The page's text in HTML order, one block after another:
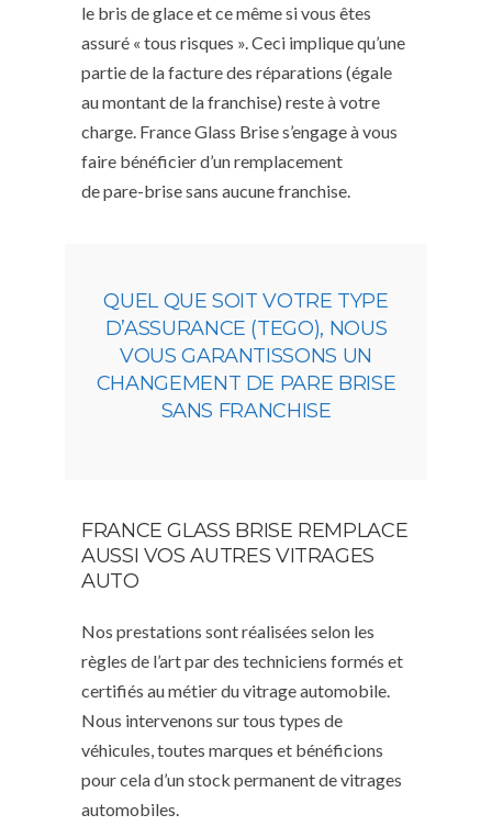
le bris de glace et ce même si vous êtes
assuré « tous risques ». Ceci implique qu’une
partie de la facture des réparations (égale
au montant de la franchise) reste à votre
charge. France Glass Brise s’engage à vous
faire bénéficier d’un remplacement
de pare-brise sans aucune franchise.
QUEL QUE SOIT VOTRE TYPE
D’ASSURANCE (TEGO), NOUS
VOUS GARANTISSONS UN
CHANGEMENT DE PARE BRISE
SANS FRANCHISE
FRANCE GLASS BRISE REMPLACE
AUSSI VOS AUTRES VITRAGES
AUTO
Nos prestations sont réalisées selon les
règles de l’art par des techniciens formés et
certifiés au métier du vitrage automobile.
Nous intervenons sur tous types de
véhicules, toutes marques et bénéficions
pour cela d’un stock permanent de vitrages
automobiles.